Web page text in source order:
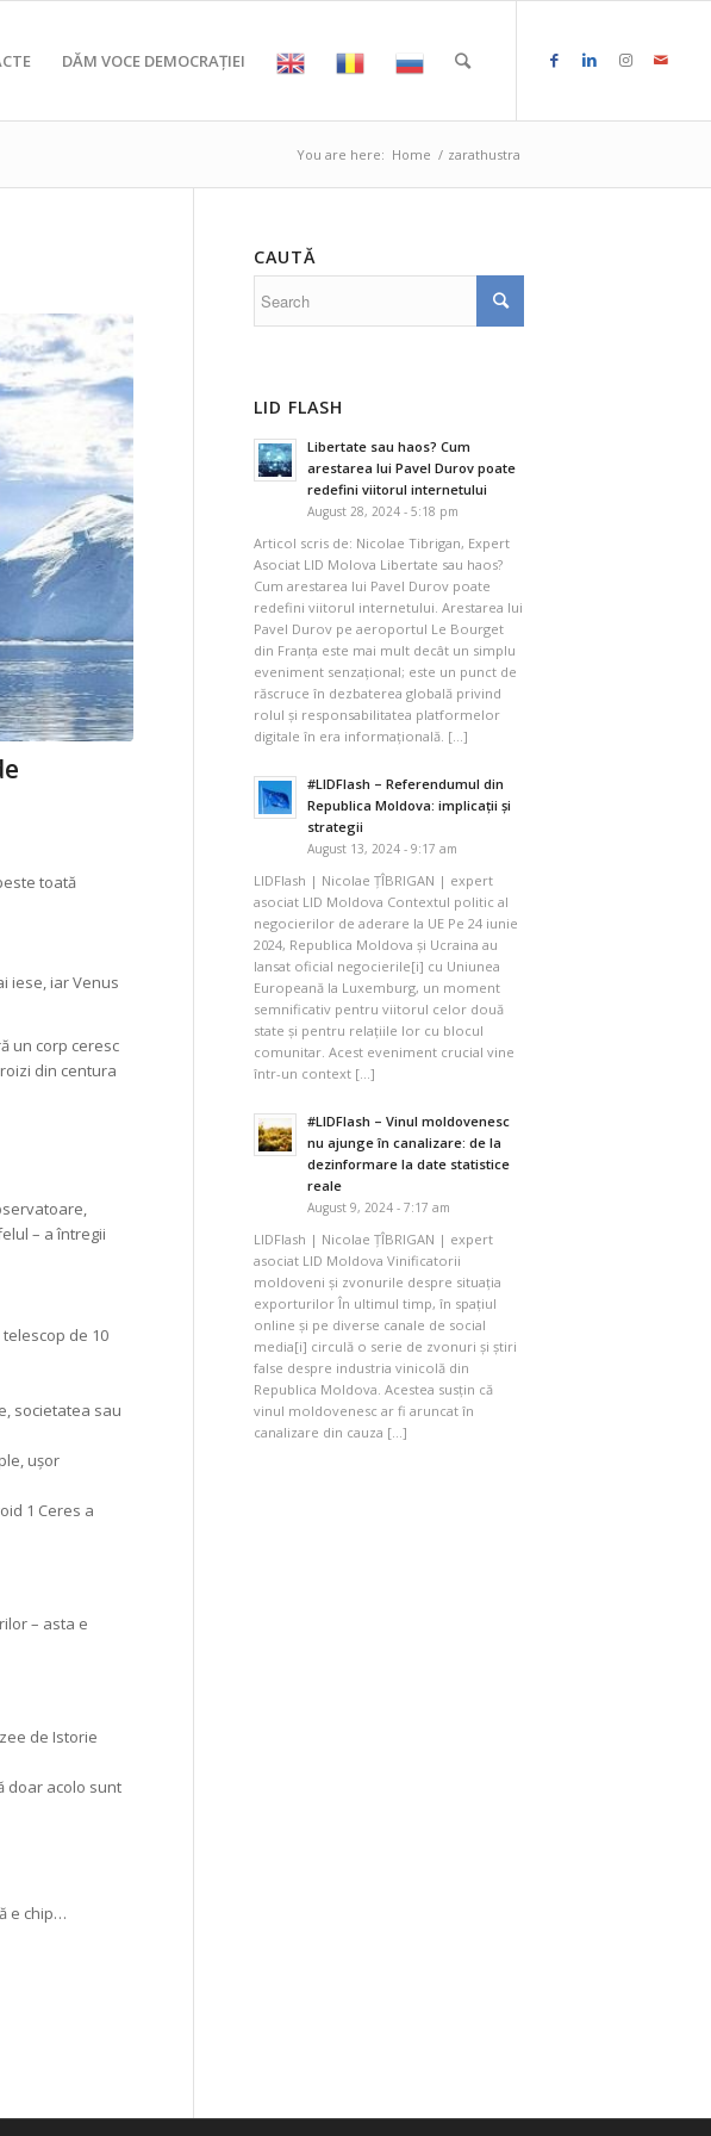
DĂM VOCE DEMOCRAȚIEI
You are here: Home / zarathustra
toată
iese, iar Venus
un corp ceresc
din centura
– a întregii
de 10
societatea sau
ușor
1 Ceres a
– asta e
de Istorie
doar acolo sunt
e chip…
CAUTĂ
LID FLASH
Libertate sau haos? Cum
arestarea lui Pavel Durov poate
redefini viitorul internetului
August 28, 2024 - 5:18 pm
Articol scris de: Nicolae Tibrigan, Expert
Asociat LID Molova Libertate sau haos?
Cum arestarea lui Pavel Durov poate
redefini viitorul internetului. Arestarea lui
Pavel Durov pe aeroportul Le Bourget
din Franța este mai mult decât un simplu
eveniment senzațional; este un punct de
răscruce în dezbaterea globală privind
rolul și responsabilitatea platformelor
digitale în era informațională. […]
#LIDFlash – Referendumul din
Republica Moldova: implicații și
strategii
August 13, 2024 - 9:17 am
LIDFlash | Nicolae ȚÎBRIGAN | expert
asociat LID Moldova Contextul politic al
negocierilor de aderare la UE Pe 24 iunie
2024, Republica Moldova și Ucraina au
lansat oficial negocierile[i] cu Uniunea
Europeană la Luxemburg, un moment
semnificativ pentru viitorul celor două
state și pentru relațiile lor cu blocul
comunitar. Acest eveniment crucial vine
într-un context […]
#LIDFlash – Vinul moldovenesc
nu ajunge în canalizare: de la
dezinformare la date statistice
reale
August 9, 2024 - 7:17 am
LIDFlash | Nicolae ȚÎBRIGAN | expert
asociat LID Moldova Vinificatorii
moldoveni și zvonurile despre situația
exporturilor În ultimul timp, în spațiul
online și pe diverse canale de social
media[i] circulă o serie de zvonuri și știri
false despre industria vinicolă din
Republica Moldova. Acestea susțin că
vinul moldovenesc ar fi aruncat în
canalizare din cauza […]